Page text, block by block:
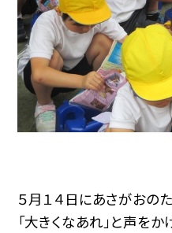
５月１４日にあさがおの
「大きくなあれ」と声を